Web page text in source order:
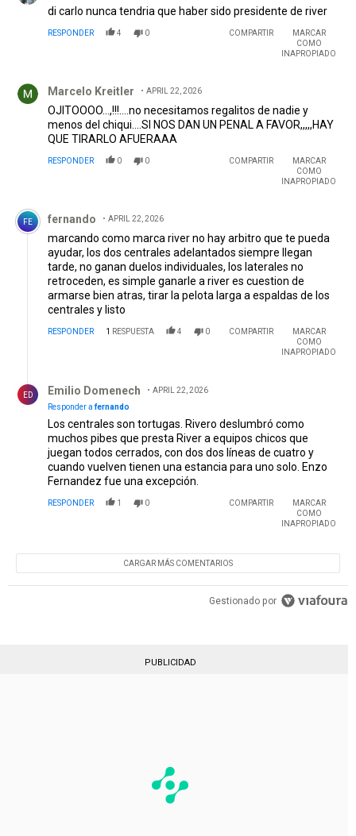
di carlo nunca tendria que haber sido presidente de river
RESPONDER 4 0 COMPARTIR
MARCAR
COMO
INAPROPIADO
Marcelo Kreitler APRIL 22, 2026
OJITOOOO…,!!!….no necesitamos regalitos de nadie y
menos del chiqui….SI NOS DAN UN PENAL A FAVOR,,,,,HAY
QUE TIRARLO AFUERAAA
RESPONDER 0 0 COMPARTIR
MARCAR
COMO
INAPROPIADO
Comentario de fernando.
FE fernando APRIL 22, 2026
marcando como marca river no hay arbitro que te pueda
ayudar, los dos centrales adelantados siempre llegan
tarde, no ganan duelos individuales, los laterales no
retroceden, es simple ganarle a river es cuestion de
armarse bien atras, tirar la pelota larga a espaldas de los
centrales y listo
RESPONDER 1 RESPUESTA 4 0 COMPARTIR
MARCAR
COMO
INAPROPIADO
ED Emilio Domenech
APRIL 22, 2026
Responder a fernando
Los centrales son tortugas. Rivero deslumbró como
muchos pibes que presta River a equipos chicos que
juegan todos cerrados, con dos dos líneas de cuatro y
cuando vuelven tienen una estancia para uno solo. Enzo
Fernandez fue una excepción.
RESPONDER 1 0 COMPARTIR
MARCAR
COMO
INAPROPIADO
CARGAR MÁS COMENTARIOS
Gestionado por
PUBLICIDAD